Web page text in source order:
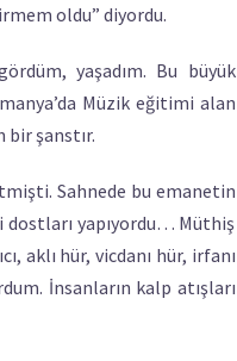
oldu” diyordu.
yaşadım. Bu büyük
Müzik eğitimi alan
şanstır.
Sahnede bu emanetin
dostları yapıyordu… Müthiş
aklı hür, vicdanı hür, irfanı
İnsanların kalp atışları